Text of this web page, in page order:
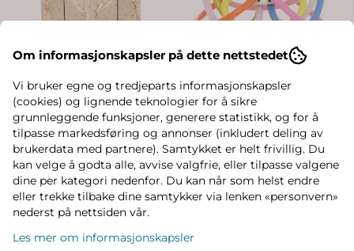
Om informasjonskapsler på dette nettstedet
Vi bruker egne og tredjeparts informasjonskapsler
(cookies) og lignende teknologier for å sikre
grunnleggende funksjoner, generere statistikk, og for å
tilpasse markedsføring og annonser (inkludert deling av
brukerdata med partnere). Samtykket er helt frivillig. Du
kan velge å godta alle, avvise valgfrie, eller tilpasse valgene
dine per kategori nedenfor. Du kan når som helst endre
eller trekke tilbake dine samtykker via lenken «personvern»
nederst på nettsiden vår.
Les mer om informasjonskapsler